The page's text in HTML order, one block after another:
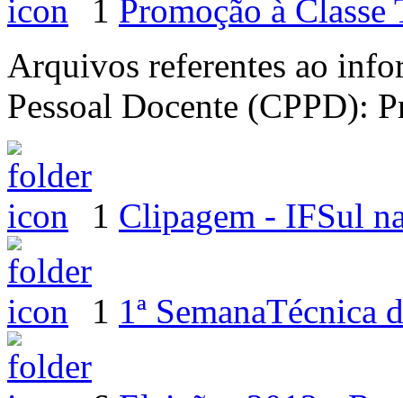
1 Promoção à Classe
Arquivos referentes ao
Pessoal Docente (CPPD):
1 Clipagem - IFSul
1 1ª